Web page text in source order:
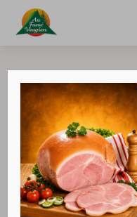
supérieure 120g